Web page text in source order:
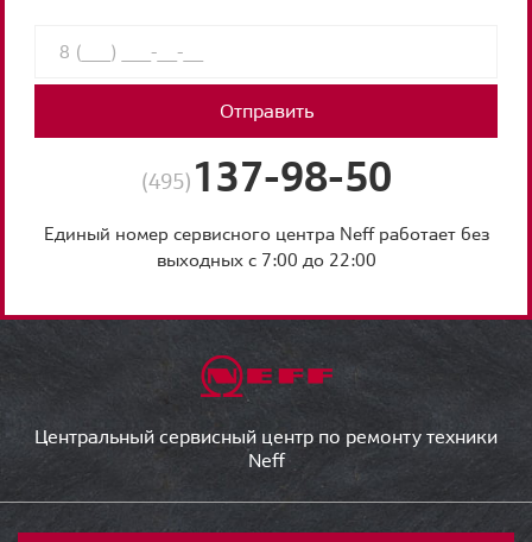
Отправить
(495) 137-98-50
Единый номер сервисного центра Neff работает без
выходных с 7:00 до 22:00
Центральный сервисный центр по ремонту техники
Neff